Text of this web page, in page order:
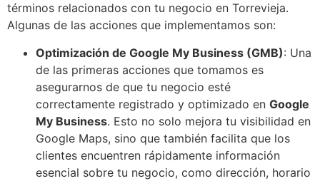
términos relacionados con tu negocio en Torrevieja.
Algunas de las acciones que implementamos son:
Optimización de Google My Business (GMB): Una
de las primeras acciones que tomamos es
asegurarnos de que tu negocio esté
correctamente registrado y optimizado en Google
My Business. Esto no solo mejora tu visibilidad en
Google Maps, sino que también facilita que los
clientes encuentren rápidamente información
esencial sobre tu negocio, como dirección, horario